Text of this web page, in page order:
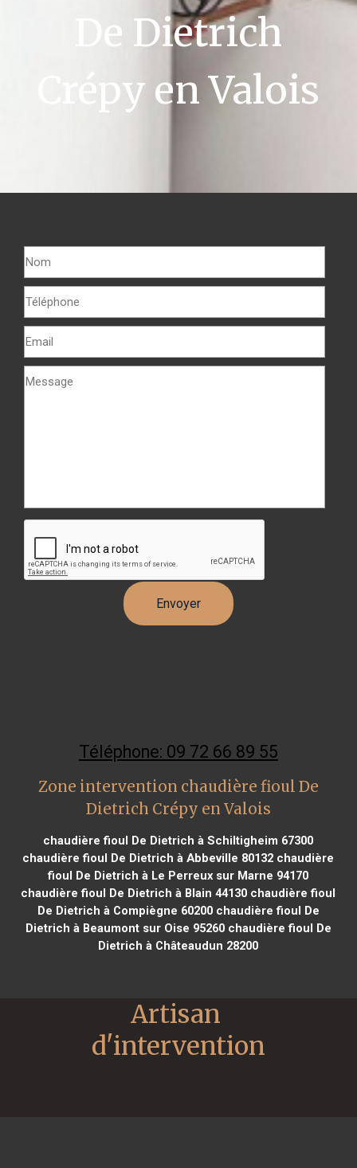
De Dietrich
Crépy en Valois
Téléphone: 09 72 66 89 55
Zone intervention chaudière fioul De
Dietrich Crépy en Valois
chaudière fioul De Dietrich à Schiltigheim 67300
chaudière fioul De Dietrich à Abbeville 80132 chaudière
fioul De Dietrich à Le Perreux sur Marne 94170
chaudière fioul De Dietrich à Blain 44130 chaudière fioul
De Dietrich à Compiègne 60200chaudière fioul De
Dietrich à Beaumont sur Oise 95260chaudière fioul De
Dietrich à Châteaudun 28200
Artisan
d'intervention